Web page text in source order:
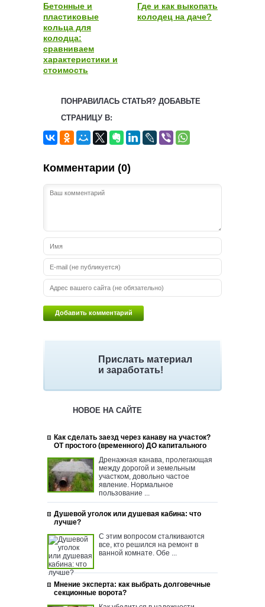
Бетонные и
пластиковые
кольца для
колодца:
сравниваем
характеристики и
стоимость
Где и как выкопать
колодец на даче?
ПОНРАВИЛАСЬ СТАТЬЯ? ДОБАВЬТЕ
СТРАНИЦУ В:
Комментарии (0)
Прислать материал
и заработать!
НОВОЕ НА САЙТЕ
Как сделать заезд через канаву на участок?
ОТ простого (временного) ДО капитального
Дренажная канава, пролегающая
между дорогой и земельным
участком, довольно частое
явление. Нормальное
пользование ...
Душевой уголок или душевая кабина: что
лучше?
С этим вопросом сталкиваются
все, кто решился на ремонт в
ванной комнате. Обе ...
Мнение эксперта: как выбрать долговечные
секционные ворота?